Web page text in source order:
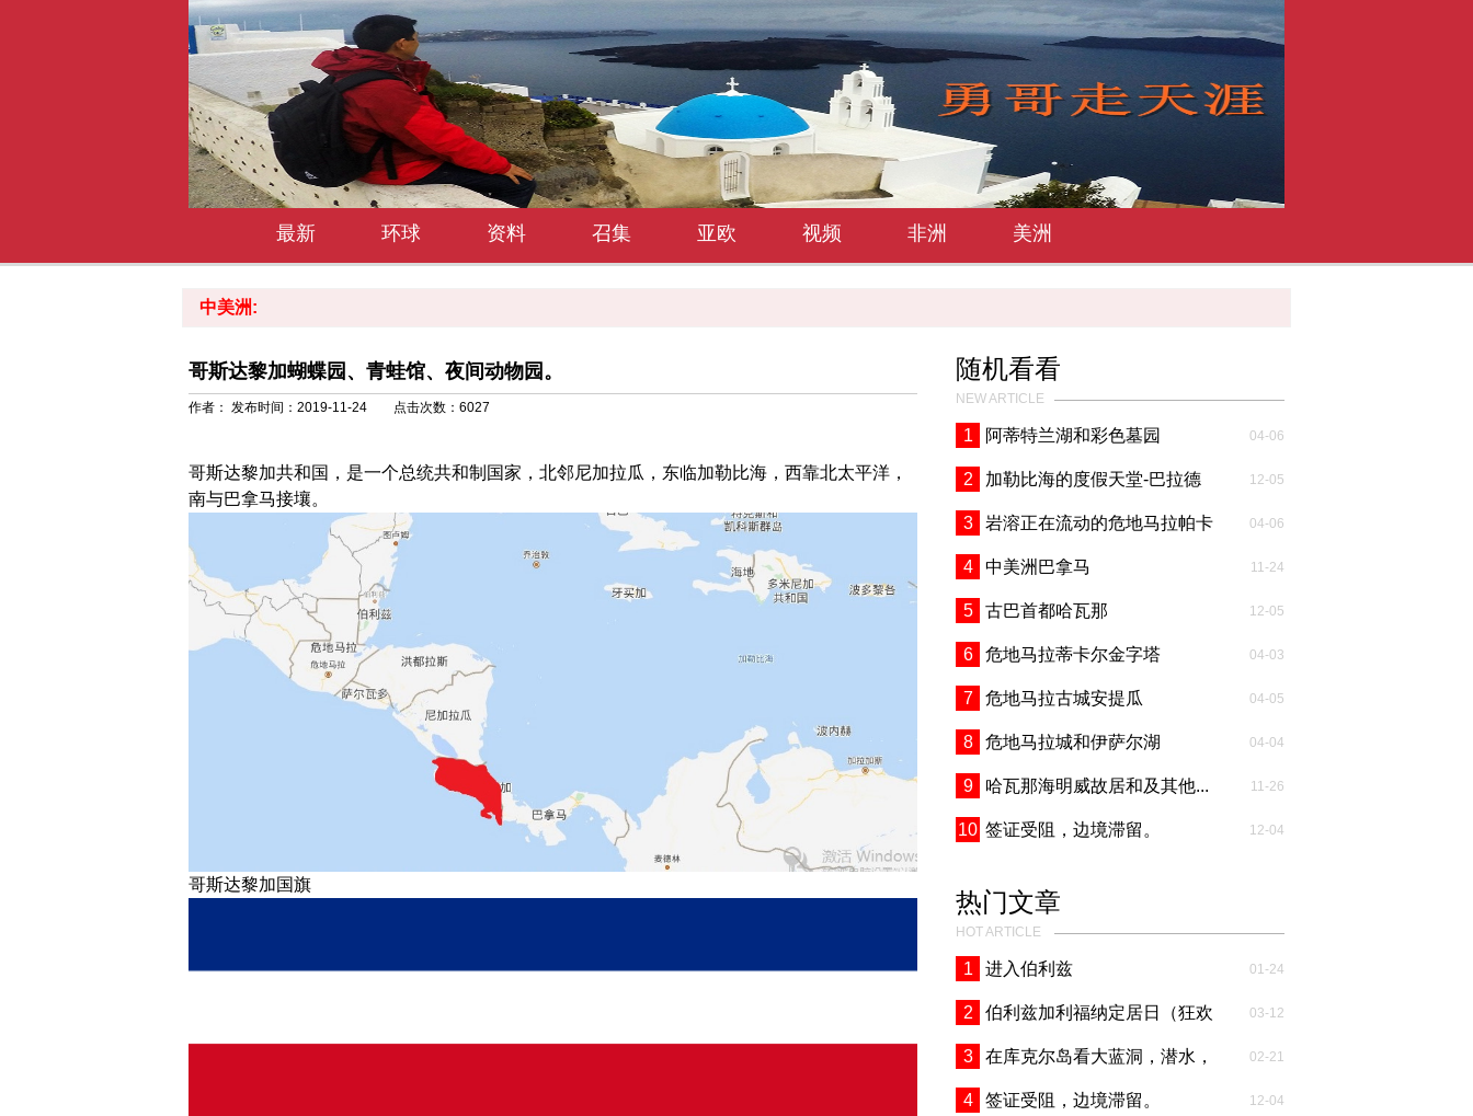
最新 环球 资料 召集 亚欧 视频 非洲 美洲
中美洲:
哥斯达黎加蝴蝶园、青蛙馆、夜间动物园。
作者： 发布时间：2019-11-24 点击次数： 6027
哥斯达黎加共和国，是一个总统共和制国家，北邻尼加拉瓜，东临加勒比海，西靠北太平洋，
南与巴拿马接壤。
哥斯达黎加国旗
随机看看
NEW ARTICLE
1 阿蒂特兰湖和彩色墓园 04-06
2
加勒比海的度假天堂-巴拉德
12-05
3
岩溶正在流动的危地马拉帕卡
04-06
4 中美洲巴拿马 11-24
5 古巴首都哈瓦那 12-05
6 危地马拉蒂卡尔金字塔 04-03
7 危地马拉古城安提瓜 04-05
8 危地马拉城和伊萨尔湖 04-04
9 哈瓦那海明威故居和及其他... 11-26
10 签证受阻，边境滞留。 12-04
热门文章
HOT ARTICLE
1 进入伯利兹 01-24
2
伯利兹加利福纳定居日（狂欢
03-12
3
在库克尔岛看大蓝洞，潜水，
02-21
4 签证受阻，边境滞留。 12-04